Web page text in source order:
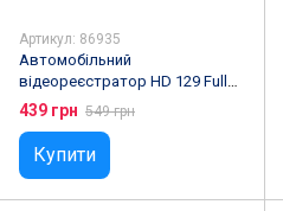
Артикул: 86935
Автомобільний
відеореєстратор HD 129 Full
HD 1080P
439 грн 549 грн
Купити